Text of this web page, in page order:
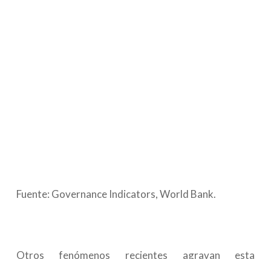
Fuente: Governance Indicators, World Bank.
Otros fenómenos recientes agravan esta